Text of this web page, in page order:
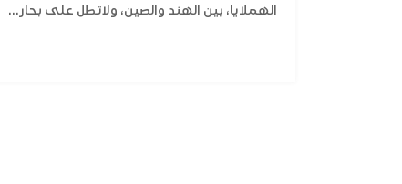
الهملايا، بين الهند والصين، ولاتطل على بحار...